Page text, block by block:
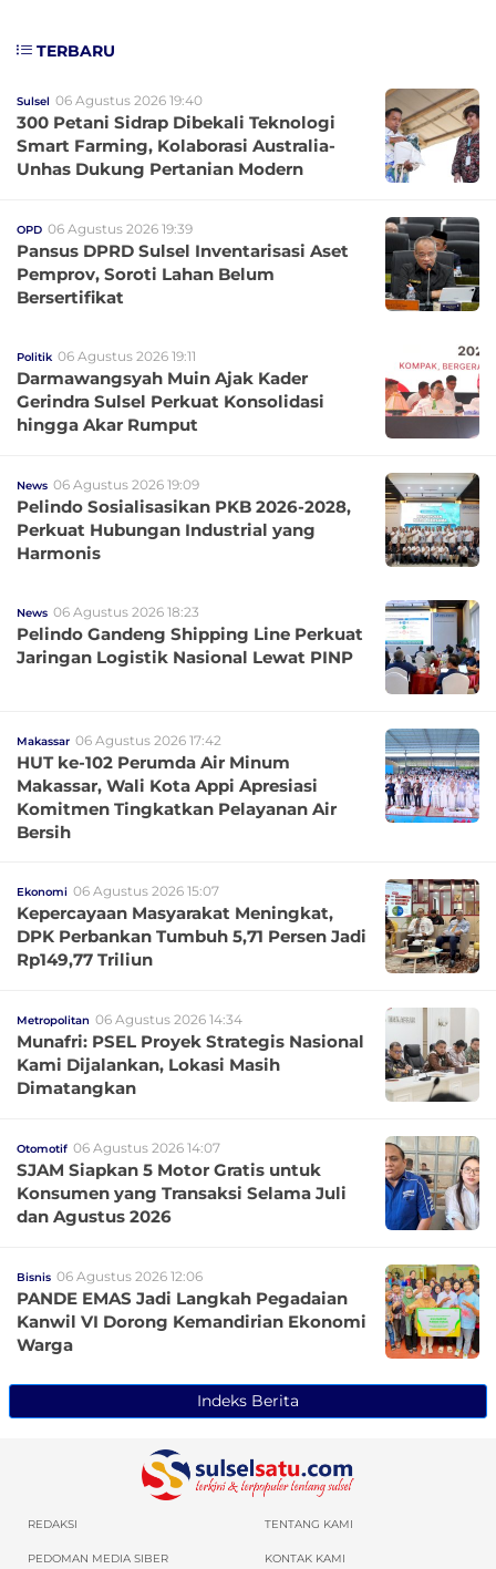
TERBARU
Sulsel 06 Agustus 2026 19:40
300 Petani Sidrap Dibekali Teknologi
Smart Farming, Kolaborasi Australia-
Unhas Dukung Pertanian Modern
OPD 06 Agustus 2026 19:39
Pansus DPRD Sulsel Inventarisasi Aset
Pemprov, Soroti Lahan Belum
Bersertifikat
Politik 06 Agustus 2026 19:11
Darmawangsyah Muin Ajak Kader
Gerindra Sulsel Perkuat Konsolidasi
hingga Akar Rumput
News 06 Agustus 2026 19:09
Pelindo Sosialisasikan PKB 2026-2028,
Perkuat Hubungan Industrial yang
Harmonis
News 06 Agustus 2026 18:23
Pelindo Gandeng Shipping Line Perkuat
Jaringan Logistik Nasional Lewat PINP
Makassar 06 Agustus 2026 17:42
HUT ke-102 Perumda Air Minum
Makassar, Wali Kota Appi Apresiasi
Komitmen Tingkatkan Pelayanan Air
Bersih
Ekonomi 06 Agustus 2026 15:07
Kepercayaan Masyarakat Meningkat,
DPK Perbankan Tumbuh 5,71 Persen Jadi
Rp149,77 Triliun
Metropolitan 06 Agustus 2026 14:34
Munafri: PSEL Proyek Strategis Nasional
Kami Dijalankan, Lokasi Masih
Dimatangkan
Otomotif 06 Agustus 2026 14:07
SJAM Siapkan 5 Motor Gratis untuk
Konsumen yang Transaksi Selama Juli
dan Agustus 2026
Bisnis 06 Agustus 2026 12:06
PANDE EMAS Jadi Langkah Pegadaian
Kanwil VI Dorong Kemandirian Ekonomi
Warga
Indeks Berita
REDAKSI TENTANG KAMI
PEDOMAN MEDIA SIBER KONTAK KAMI